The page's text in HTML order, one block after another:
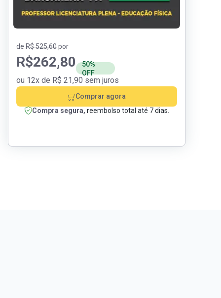
de R$ 525,60por
R$262,80
50%
OFF
ou 12x de R$ 21,90 sem juros
Comprar agora
Compra segura, reembolso total até 7 dias.